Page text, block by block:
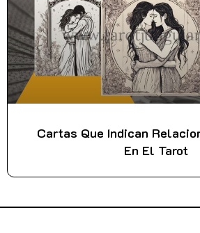
Cartas Que Indican
En El Tarot